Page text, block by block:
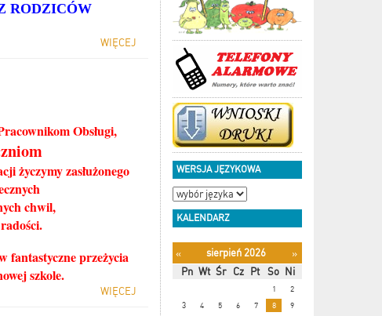
RODZICÓW
WIĘCEJ
Obsługi,
życzymy zasłużonego
chwil,
fantastyczne przeżycia
szkole.
WIĘCEJ
WERSJA JĘZYKOWA
KALENDARZ
« sierpień 2026
»
Pn Wt Śr Cz Pt So Ni
1
2
3
4 5 6 7 8
9